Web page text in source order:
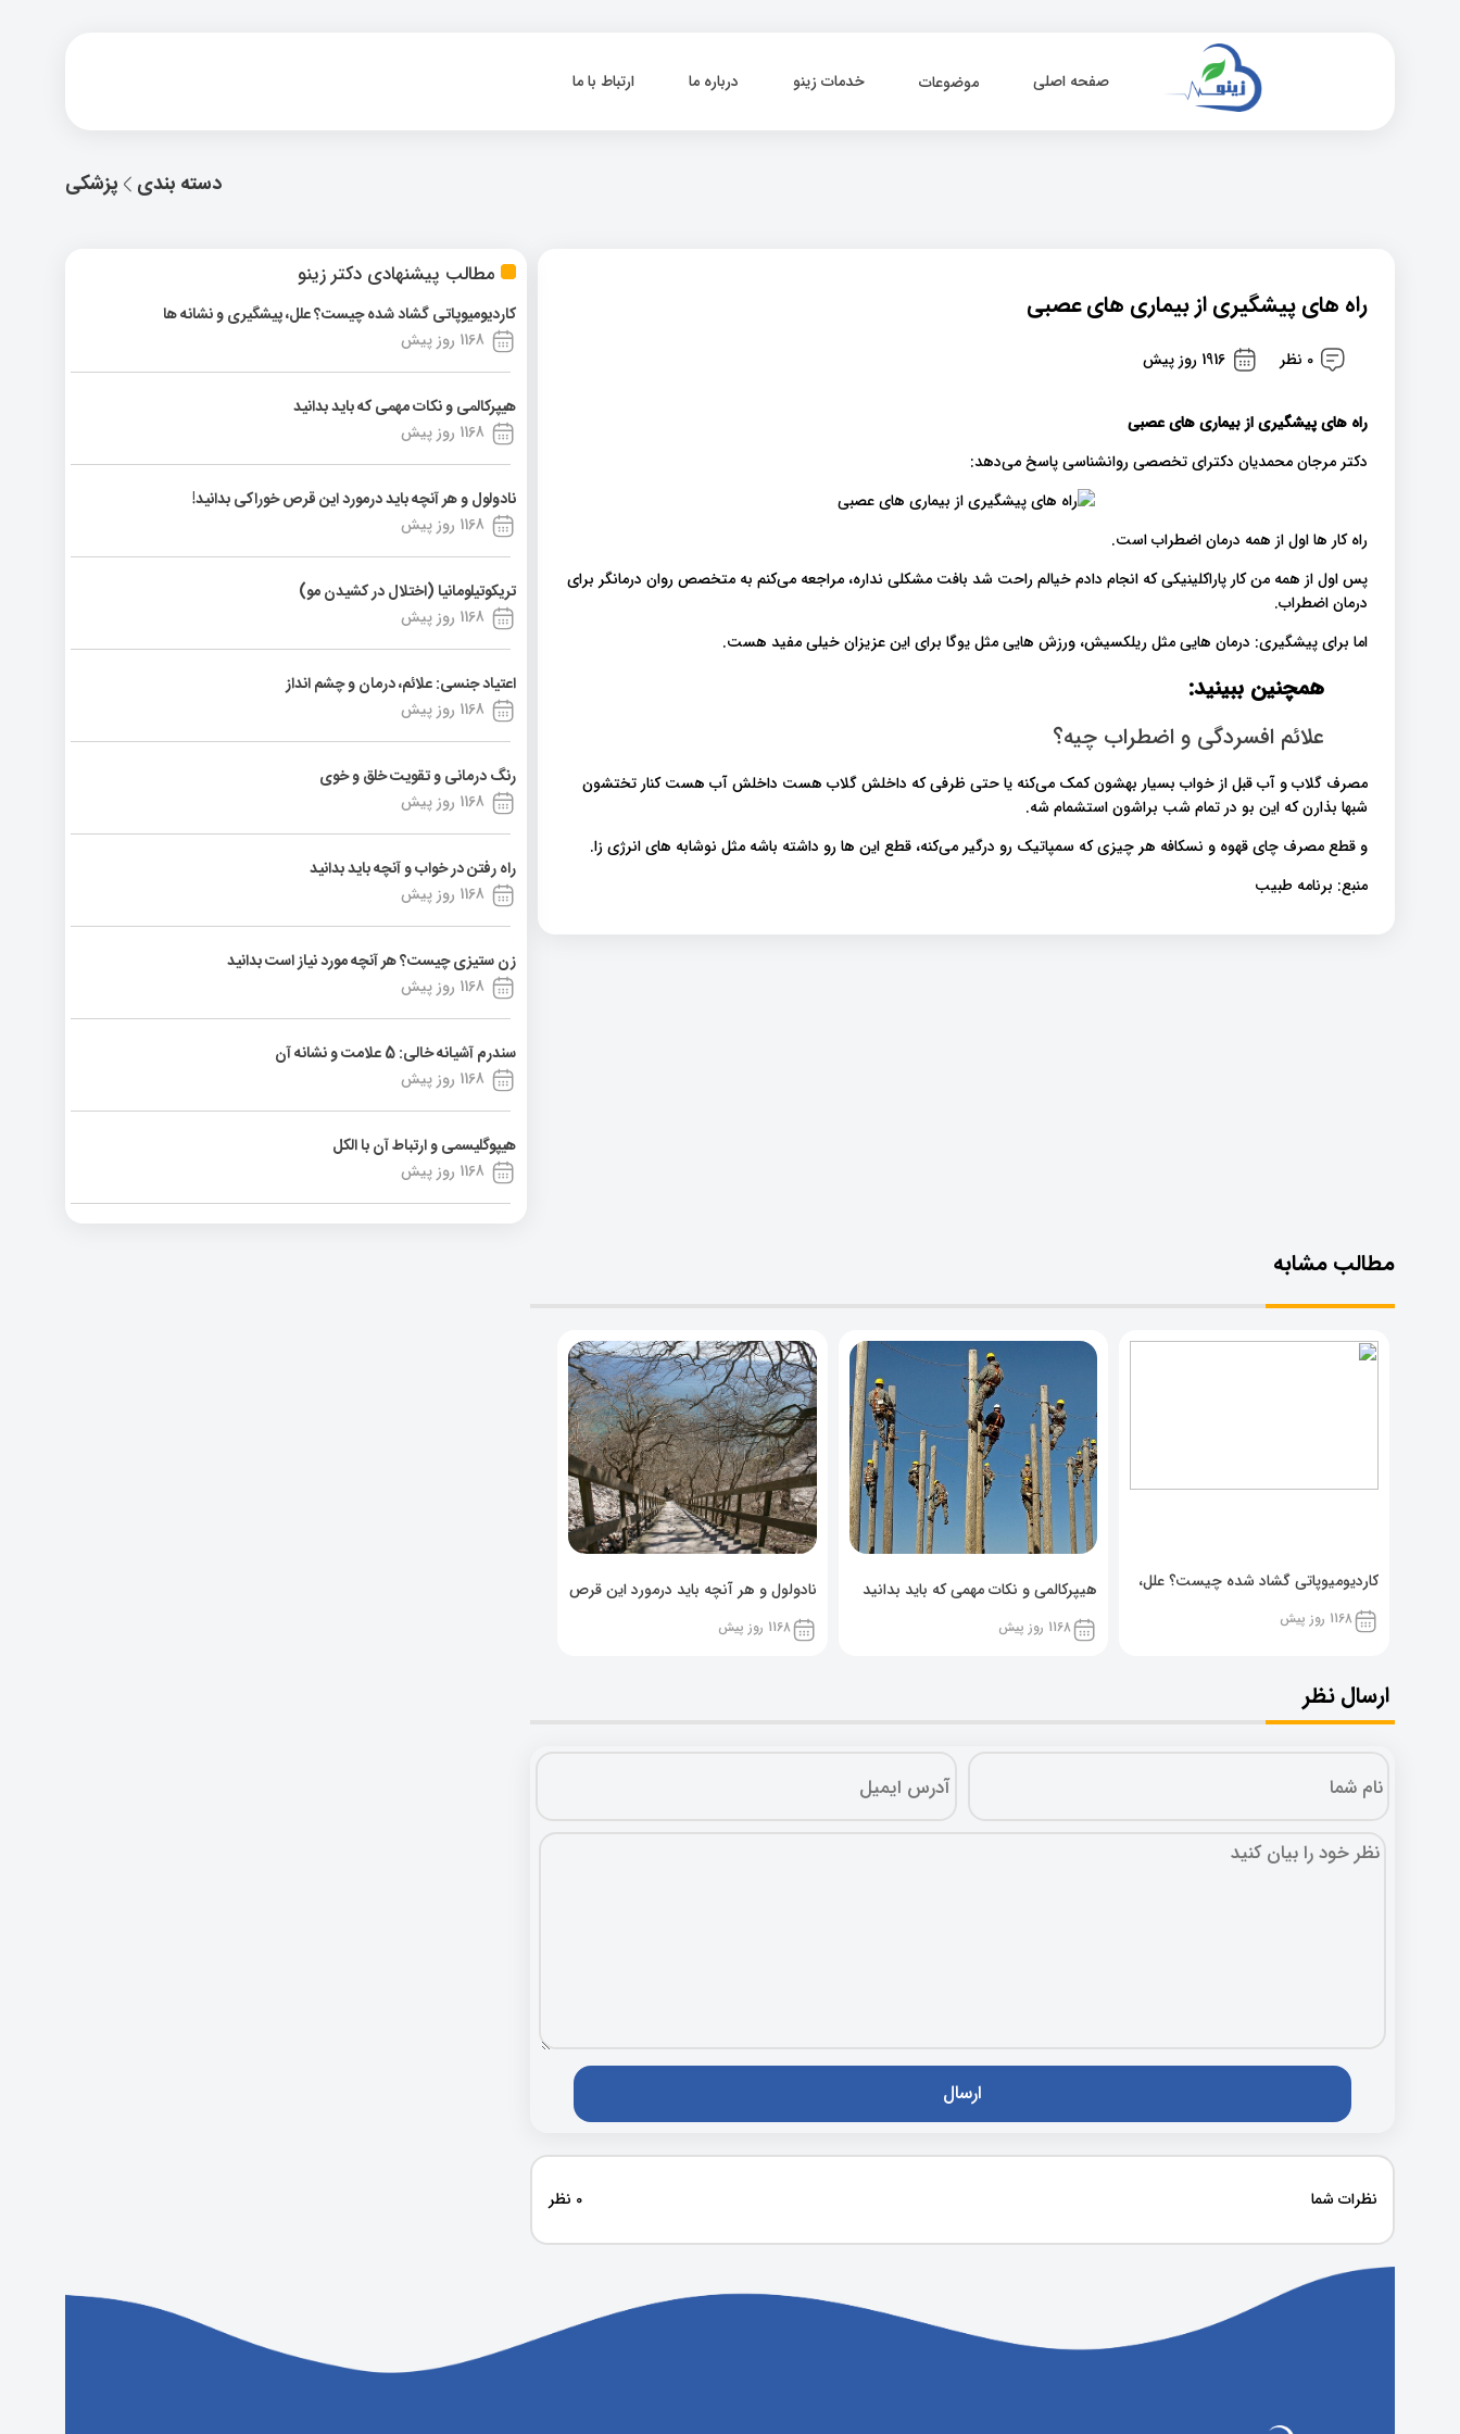
صفحه اصلی موضوعات خدمات زینو درباره ما ارتباط با ما
پزشکی دسته بندی
مطالب پیشنهادی دکتر زینو
کاردیومیوپاتی گشاد شده چیست؟ علل، پیشگیری و نشانه ها
1168 روز پیش
هیپرکالمی و نکات مهمی که باید بدانید
1168 روز پیش
نادولول و هر آنچه باید درمورد این قرص خوراکی بدانید!
1168 روز پیش
تریکوتیلومانیا (اختلال در کشیدن مو)
1168 روز پیش
اعتیاد جنسی: علائم، درمان و چشم انداز
1168 روز پیش
رنگ درمانی و تقویت خلق و خوی
1168 روز پیش
راه رفتن در خواب و آنچه باید بدانید
1168 روز پیش
زن ستیزی چیست؟ هر آنچه مورد نیاز است بدانید
1168 روز پیش
سندرم آشیانه خالی: 5 علامت و نشانه آن
1168 روز پیش
هیپوگلیسمی و ارتباط آن با الکل
1168 روز پیش
راه های پیشگیری از بیماری های عصبی
0 نظر 1916 روز پیش
راه های پیشگیری از بیماری های عصبی
دکتر مرجان محمدیان دکترای تخصصی روانشناسی پاسخ می‌دهد:
راه کار ها اول از همه درمان اضطراب است.
پس اول از همه من کار پاراکلینیکی که انجام دادم خیالم راحت شد بافت مشکلی نداره، مراجعه می‌کنم به متخصص روان درمانگر برای
درمان اضطراب.
اما برای پیشگیری: درمان هایی مثل ریلکسیش، ورزش‌ هایی مثل یوگا برای این عزیزان خیلی مفید هست.
همچنین ببینید:
علائم افسردگی و اضطراب چیه؟
مصرف گلاب و آب قبل از خواب بسیار بهشون کمک می‌کنه یا حتی ظرفی که داخلش گلاب هست داخلش آب هست کنار تختشون
شبها بذارن که این بو در تمام شب براشون استشمام شه.
و قطع مصرف چای قهوه و نسکافه هر چیزی که سمپاتیک رو درگیر می‌کنه، قطع این ها رو داشته باشه مثل نوشابه های انرژی زا.
منبع: برنامه طبیب
مطالب مشابه
کاردیومیوپاتی گشاد شده چیست؟ علل،
پیشگیری و نشانه ها
1168 روز پیش
هیپرکالمی و نکات مهمی که باید بدانید
1168 روز پیش
نادولول و هر آنچه باید درمورد این قرص
خوراکی بدانید!
1168 روز پیش
ارسال نظر
نظرات شما 0 نظر